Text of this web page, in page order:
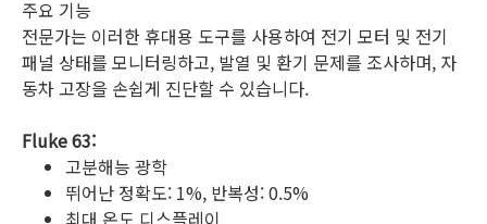
주요 기능
전문가는 이러한 휴대용 도구를 사용하여 전기 모터 및 전기
패널 상태를 모니터링하고, 발열 및 환기 문제를 조사하며, 자
동차 고장을 손쉽게 진단할 수 있습니다.
Fluke 63:
고분해능 광학
뛰어난 정확도: 1%, 반복성: 0.5%
최대 온도 디스플레이